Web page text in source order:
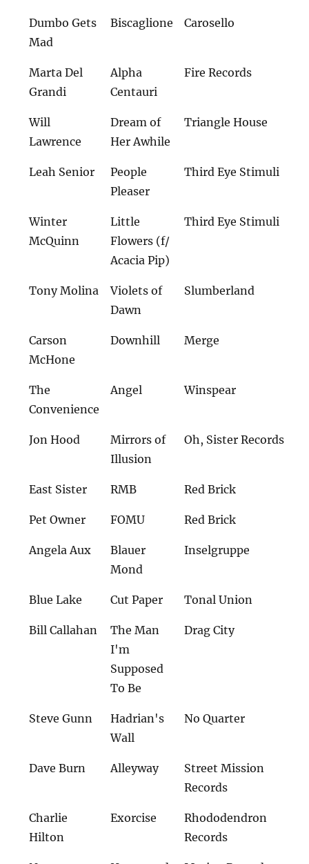
Dumbo Gets
Mad
Biscaglione Carosello
Marta Del
Grandi
Alpha
Centauri
Fire Records
Will
Lawrence
Dream of
Her Awhile
Triangle House
Leah Senior
People
Pleaser
Third Eye Stimuli
Winter
McQuinn
Little
Flowers (f/
Acacia Pip)
Third Eye Stimuli
Tony Molina
Violets of
Dawn
Slumberland
Carson
McHone
Downhill Merge
The
Convenience
Angel Winspear
Jon Hood
Mirrors of
Illusion
Oh, Sister Records
East Sister RMB Red Brick
Pet Owner FOMU Red Brick
Angela Aux
Blauer
Mond
Inselgruppe
Blue Lake Cut Paper Tonal Union
Bill Callahan
The Man
I'm
Supposed
To Be
Drag City
Steve Gunn
Hadrian's
Wall
No Quarter
Dave Burn Alleyway
Street Mission
Records
Charlie
Hilton
Exorcise
Rhododendron
Records